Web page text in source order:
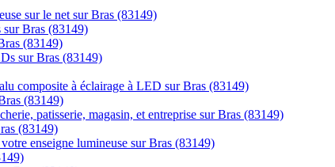
sur le net sur Bras (83149)
sur Bras (83149)
(83149)
sur Bras (83149)
composite à éclairage à LED sur Bras (83149)
(83149)
patisserie, magasin, et entreprise sur Bras (83149)
(83149)
enseigne lumineuse sur Bras (83149)